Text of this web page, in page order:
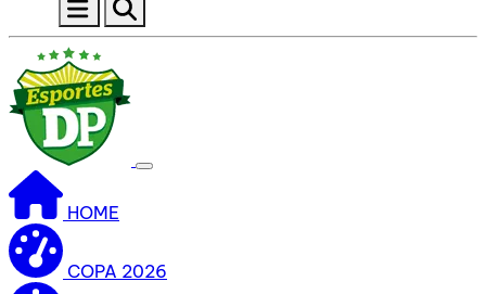
HOME
COPA 2026